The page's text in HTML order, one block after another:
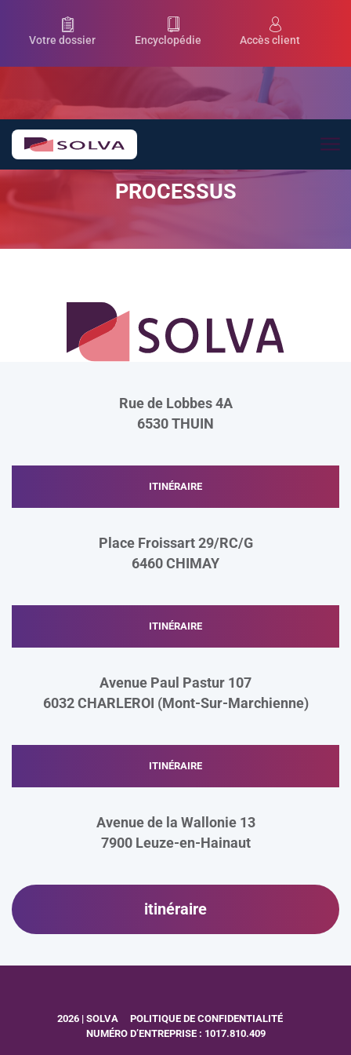
Votre dossier Encyclopédie Accès client
PROCESSUS
Rue de Lobbes 4A
6530 THUIN
ITINÉRAIRE
Place Froissart 29/RC/G
6460 CHIMAY
ITINÉRAIRE
Avenue Paul Pastur 107
6032 CHARLEROI (Mont-Sur-Marchienne)
ITINÉRAIRE
Avenue de la Wallonie 13
7900 Leuze-en-Hainaut
itinéraire
2026 | SOLVA
POLITIQUE DE CONFIDENTIALITÉ
NUMÉRO D’ENTREPRISE : 1017.810.409